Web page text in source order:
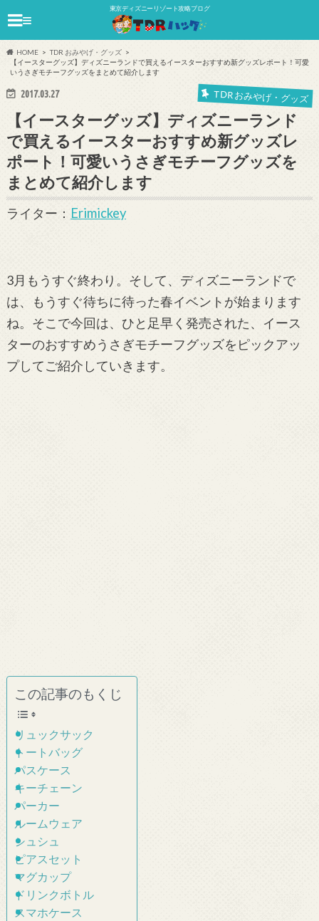
東京ディズニーリゾート攻略ブログ
≡
HOME
TDR おみやげ・グッズ
【イースターグッズ】ディズニーランドで買えるイースターおすすめ新グッズレポート！可愛
いうさぎモチーフグッズをまとめて紹介します
2017.03.27 TDR おみやげ・グッズ
【イースターグッズ】ディズニーランド
で買えるイースターおすすめ新グッズレ
ポート！可愛いうさぎモチーフグッズを
まとめて紹介します
ライター： Erimickey
3月もうすぐ終わり。そして、ディズニーランドで
は、もうすぐ待ちに待った春イベントが始まります
ね。そこで今回は、ひと足早く発売された、イース
ターのおすすめうさぎモチーフグッズをピックアッ
プしてご紹介していきます。
この記事のもくじ
リュックサック
トートバッグ
パスケース
キーチェーン
パーカー
ルームウェア
シュシュ
ピアスセット
マグカップ
ドリンクボトル
スマホケース